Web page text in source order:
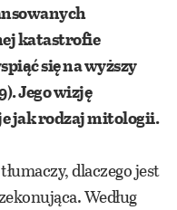
katastrofie
się na wyższy
Jego wizję
jak rodzaj mitologii.
dlaczego jest
Według